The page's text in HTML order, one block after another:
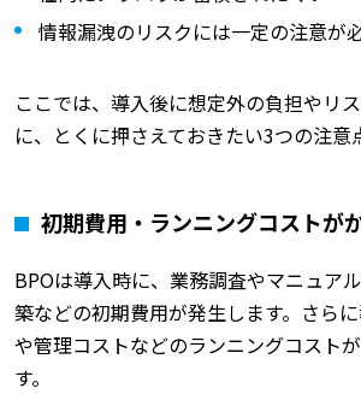
情報漏洩のリスクには一定の注意が
ここでは、導入後に想定外の負担やリ
に、とくに押さえておきたい3つの注意
初期費用・ランニングコストが
BPOは導入時に、業務調査やマニュア
築などの初期費用が発生します。さら
や管理コストなどのランニングコスト
す。